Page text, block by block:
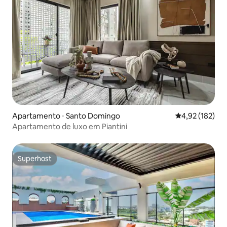
Apartamento ⋅ Santo Domingo 4,92 de uma
4,92 (182)
Apartamento de luxo em Piantini
Superhost
Superhost